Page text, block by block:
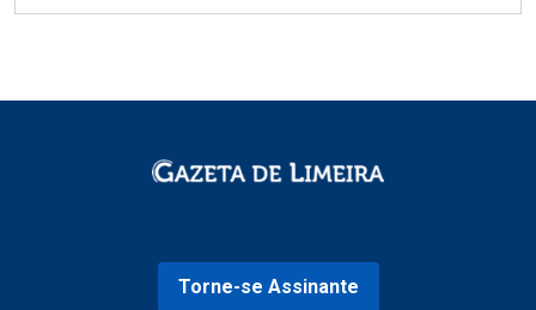
Torne-se Assinante